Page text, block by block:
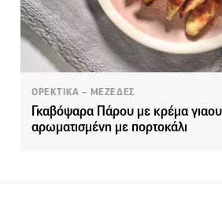
ΟΡΕΚΤΙΚΑ – ΜΕΖΕΔΕΣ
Γκαβόψαρα Πάρου με κρέμα
αρωματισμένη με πορτοκάλι